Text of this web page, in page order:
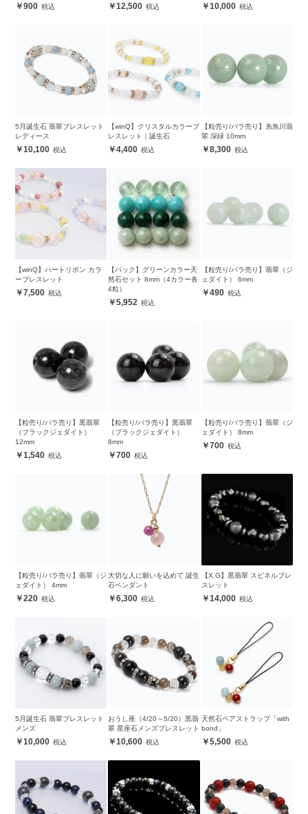
900 12,500 10,000
5月誕生石 翡翠ブレスレット
レディース
10,100
【winQ】クリスタルカラーブ
レスレット｜誕生石
4,400
【粒売り/バラ売り】糸魚川翡
翠 深緑 10mm
8,300
【winQ】ハートリボン カラ
ーブレスレット
7,500
【パック】グリーンカラー天
然石セット 8mm（4カラー各
4粒）
5,952
【粒売り/バラ売り】翡翠（ジ
ェダイト） 6mm
490
【粒売り/バラ売り】黒翡翠
（ブラックジェダイト）
12mm
1,540
【粒売り/バラ売り】黒翡翠
（ブラックジェダイト）
8mm
700
【粒売り/バラ売り】翡翠（ジ
ェダイト） 8mm
700
【粒売り/バラ売り】翡翠（ジ
ェダイト） 4mm
220
大切な人に願いを込めて 誕生
石ペンダント
6,300
【X.G】黒翡翠 スピネルブレ
スレット
14,000
5月誕生石 翡翠ブレスレット
メンズ
10,000
おうし座（4/20～5/20）黒翡
翠 星座石メンズブレスレット
10,600
天然石ペアストラップ「with
bond」
5,500